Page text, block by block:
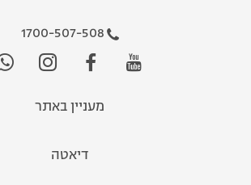
1700-507-508
מעניין באתר
דיאטה